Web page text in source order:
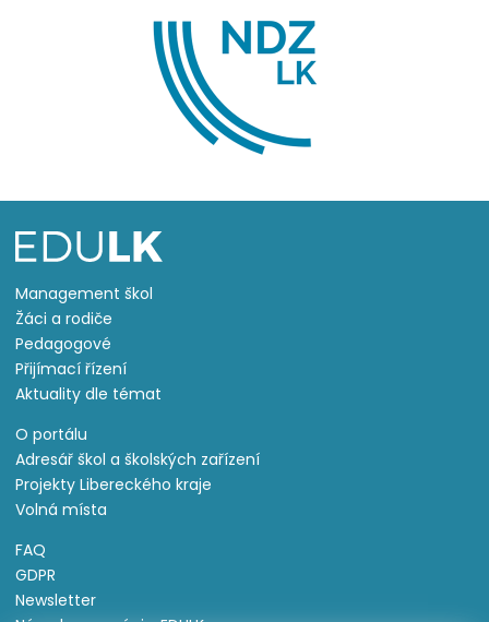
Management škol
Žáci a rodiče
Pedagogové
Přijímací řízení
Aktuality dle témat
O portálu
Adresář škol a školských zařízení
Projekty Libereckého kraje
Volná místa
FAQ
GDPR
Newsletter